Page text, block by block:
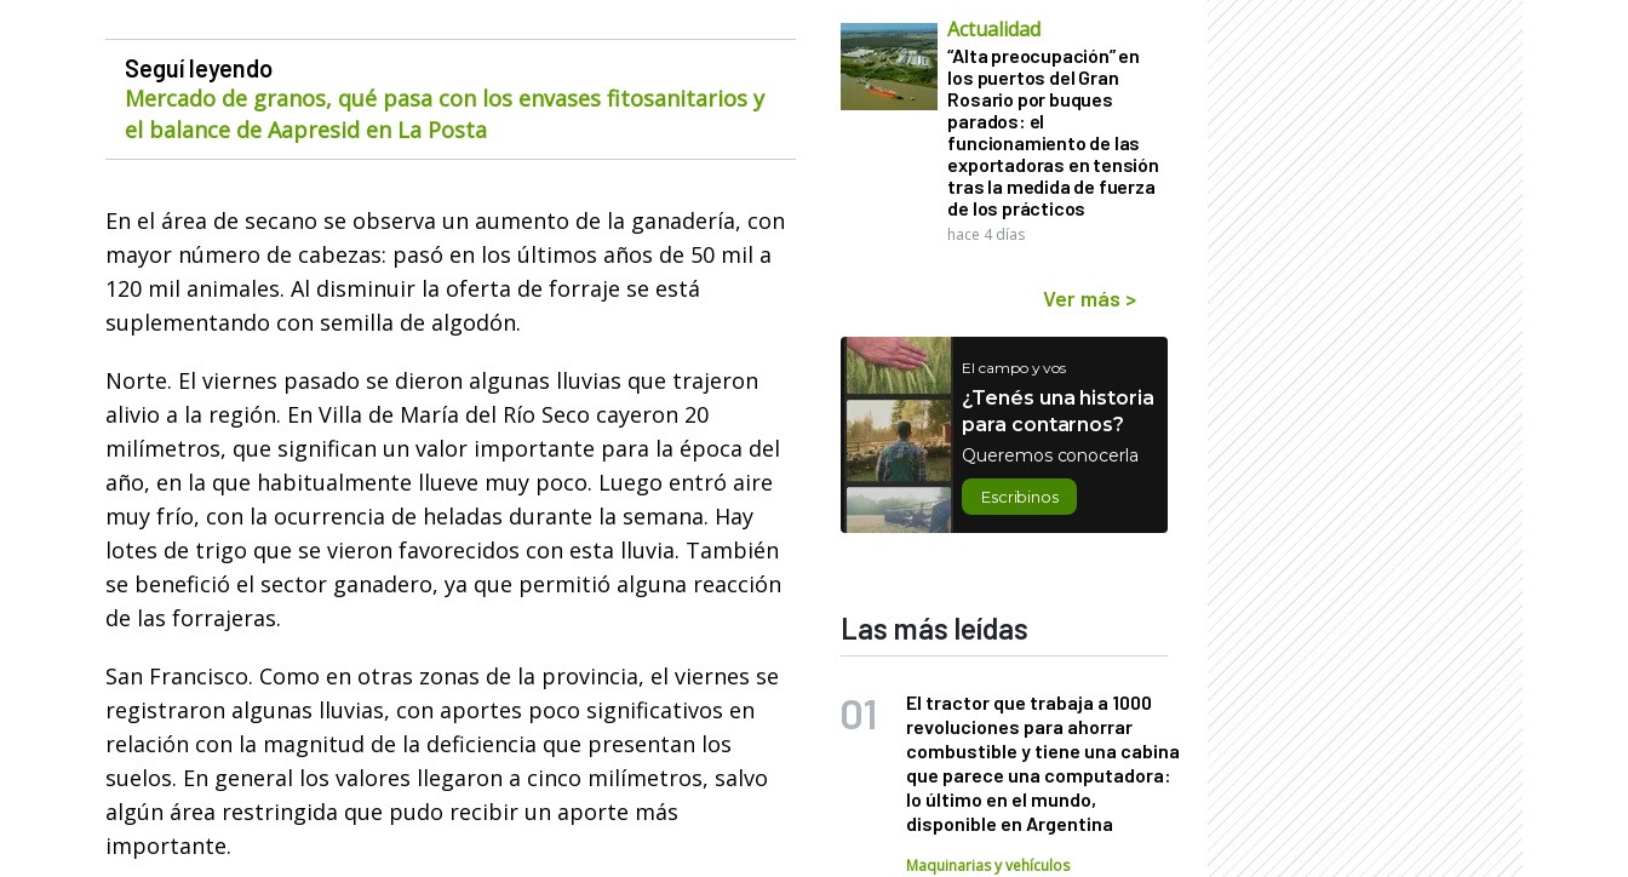
Seguí leyendo
Mercado de granos, qué pasa con los envases fitosanitarios y
el balance de Aapresid en La Posta
En el área de secano se observa un aumento de la ganadería, con
mayor número de cabezas: pasó en los últimos años de 50 mil a
120 mil animales. Al disminuir la oferta de forraje se está
suplementando con semilla de algodón.
Norte. El viernes pasado se dieron algunas lluvias que trajeron
alivio a la región. En Villa de María del Río Seco cayeron 20
milímetros, que significan un valor importante para la época del
año, en la que habitualmente llueve muy poco. Luego entró aire
muy frío, con la ocurrencia de heladas durante la semana. Hay
lotes de trigo que se vieron favorecidos con esta lluvia. También
se benefició el sector ganadero, ya que permitió alguna reacción
de las forrajeras.
San Francisco. Como en otras zonas de la provincia, el viernes se
registraron algunas lluvias, con aportes poco significativos en
relación con la magnitud de la deficiencia que presentan los
suelos. En general los valores llegaron a cinco milímetros, salvo
algún área restringida que pudo recibir un aporte más
importante.
Actualidad
“Alta preocupación” en
los puertos del Gran
Rosario por buques
parados: el
funcionamiento de las
exportadoras en tensión
tras la medida de fuerza
de los prácticos
hace 4 días
Ver más >
El campo y vos
¿Tenés una historia
para contarnos?
Queremos conocerla
Escribinos
Las más leídas
El tractor que trabaja a 1000
revoluciones para ahorrar
combustible y tiene una cabina
que parece una computadora:
lo último en el mundo,
disponible en Argentina
Maquinarias y vehículos